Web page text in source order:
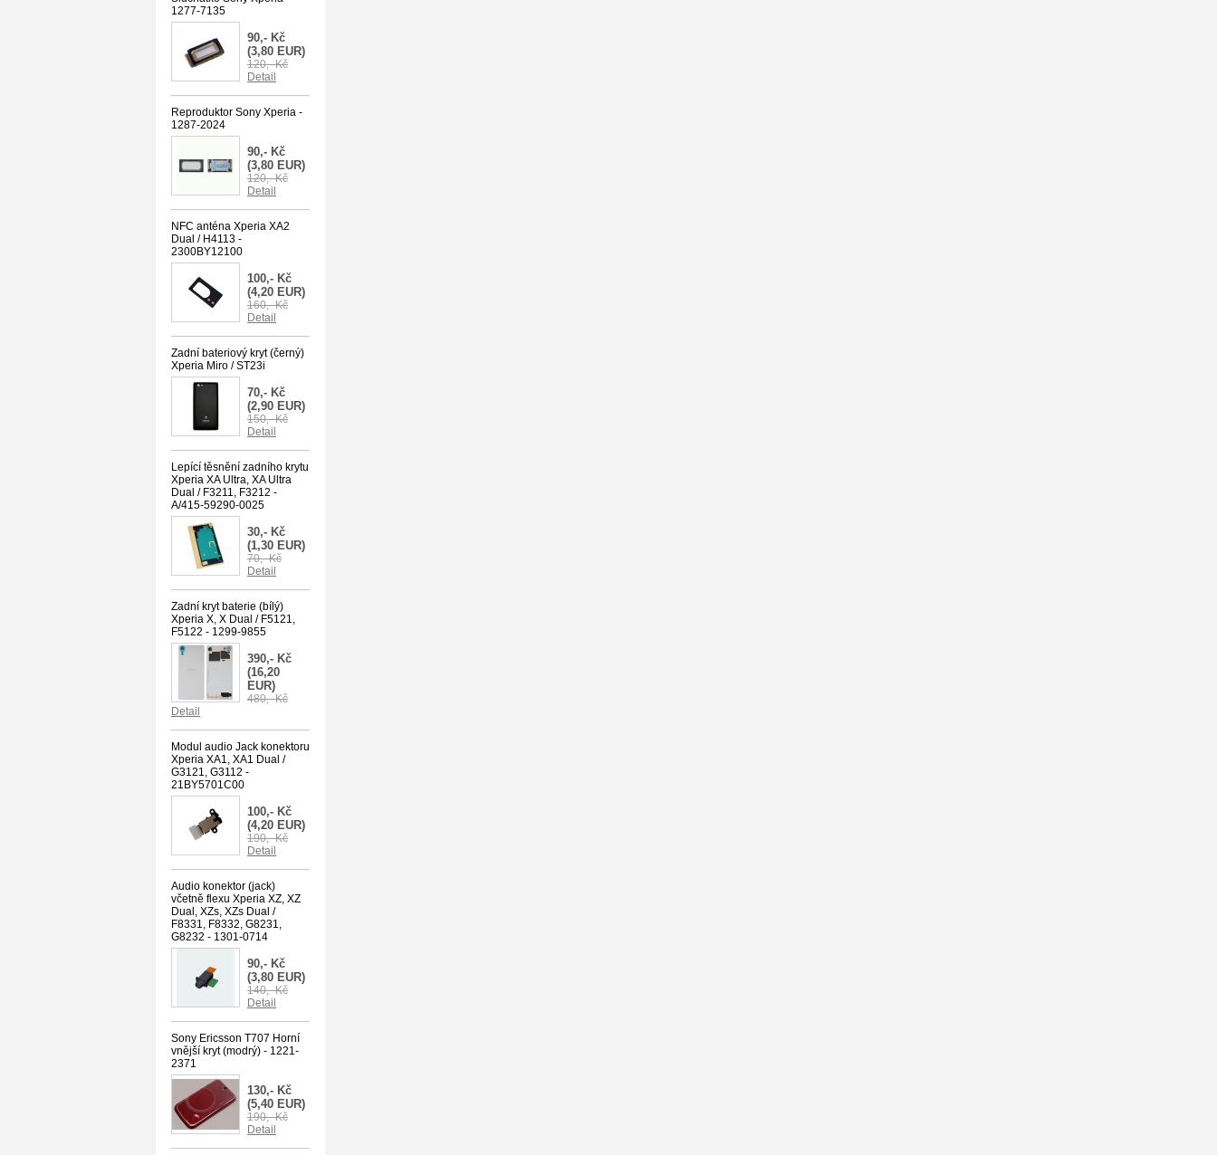
1277-7135
90,- Kč
(3,80 EUR)
120,- Kč
Detail
Reproduktor Sony Xperia -
1287-2024
90,- Kč
(3,80 EUR)
120,- Kč
Detail
NFC anténa Xperia XA2
Dual / H4113 -
2300BY12100
100,- Kč
(4,20 EUR)
160,- Kč
Detail
Zadní bateriový kryt (černý)
Xperia Miro / ST23i
70,- Kč
(2,90 EUR)
150,- Kč
Detail
Lepící těsnění zadního krytu
Xperia XA Ultra, XA Ultra
Dual / F3211, F3212 -
A/415-59290-0025
30,- Kč
(1,30 EUR)
70,- Kč
Detail
Zadní kryt baterie (bílý)
Xperia X, X Dual / F5121,
F5122 - 1299-9855
390,- Kč
(16,20
EUR)
480,- Kč
Detail
Modul audio Jack konektoru
Xperia XA1, XA1 Dual /
G3121, G3112 -
21BY5701C00
100,- Kč
(4,20 EUR)
190,- Kč
Detail
Audio konektor (jack)
včetně flexu Xperia XZ, XZ
Dual, XZs, XZs Dual /
F8331, F8332, G8231,
G8232 - 1301-0714
90,- Kč
(3,80 EUR)
140,- Kč
Detail
Sony Ericsson T707 Horní
vnější kryt (modrý) - 1221-
2371
130,- Kč
(5,40 EUR)
190,- Kč
Detail